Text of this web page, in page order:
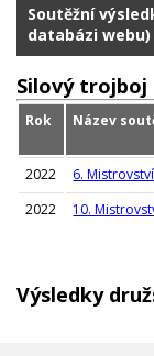
Soutěžní
databázi webu)
Silový trojboj
Rok Název
2022
6.
2022
10.
Výsledky